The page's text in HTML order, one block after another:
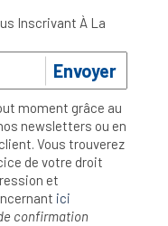
Inscrivant À La
Envoyer
moment grâce au
newsletters ou en
Vous trouverez
de votre droit
et
ici
confirmation